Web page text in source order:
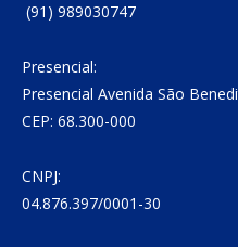
(91) 989030747
Presencial:
Presencial Avenida São
CEP: 68.300-000
CNPJ:
04.876.397/0001-30